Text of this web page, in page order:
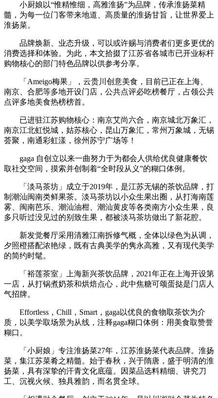
小厨娘以“惟精惟细，高雅淮扬”为品牌，传承淮扬菜精
髓，为每一位门客带来地道、高质量的淮扬甘旨，让世界爱上
淮扬菜。
品牌焕新、业态升级，可以或许赐与消费者们更多更优的
消费选择和体验。为此，本文拾掇了江苏省各城市已开业标杆
购物核心的部门特色品牌以供参考分享。
「Ameigo梅果」，云贵川创意美食，目前已正在上海、
南京、合肥等多地开设门店，公共点评必吃榜餐厅，占领公共
点评多地美食热榜榜首。
已进驻江苏购物核心：南京艾尚六合，南京城北万象汇，
南京江北虹悦城，姑苏核心，昆山万象汇，常州万象城，无锡
荟聚，南通彩虹漾，徐州苏宁广场等！
gaga 自创立以来一曲努力于为都会人供给优良健康餐饮
取社交空间，摸索并创制着“全时段从义”的糊口体例。
「淡马茶坊」成立于2019年，是江苏无锡的茶饮品牌，打
制潮汕闽南类鲜果茶。淡马茶坊以小众生果出圈，从打海南莲
雾、闽南芭乐、潮汕油柑、潮汕黄皮等各类南方小众生果，良
多只听过没见过的别致生果，都被淡马茶坊做出了新花腔。
新发觉餐厅采用清雅江南拆修气概，全体以绿色为从调，
夕照橙搭配浓艳绿，既有古典美学的隽永高雅，又有现代美学
的简约时髦。
「裕莲茶室」上海新兴茶饮品牌，2021年正在上海开设第
一店，从打锅煮奶茶和烘焙点心，此中焦糖可颂蛋挞是门店人
气招牌。
Effortless，Chill，Smart，gaga以优良的食物取茶饮为介
质，以美学取场景为从线，注释gaga糊口体例：用美食取赞誉
糊口。
「小厨娘」专注淮扬菜27年，江苏淮扬菜代表品牌。淮扬
菜，集江苏菜肴之精髓。始于春秋，兴于隋唐，盛于明清的淮
扬菜，具有深挚的汗青文化底蕴。因菜品选料精细、讲究刀
工、沉视火候、独具雅韵，而名贯全球。